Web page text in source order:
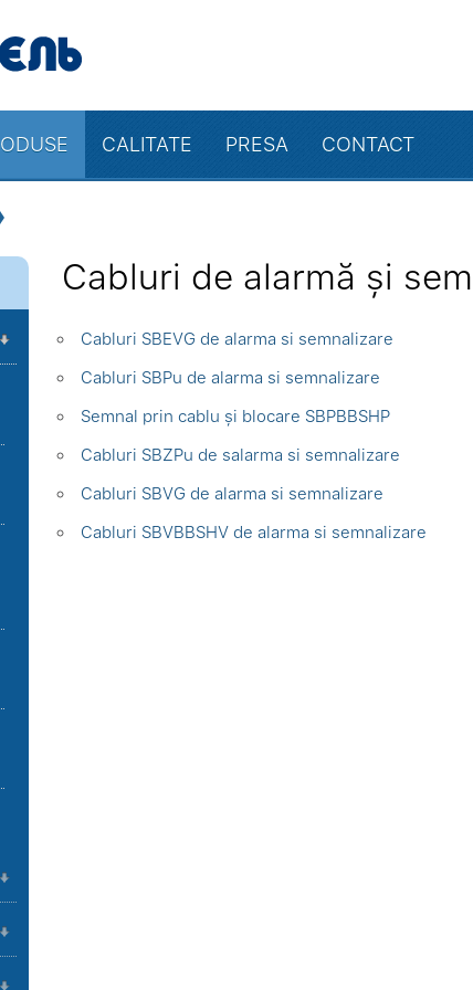
CALITATE PRESA CONTACT
Cabluri de alarmă și
Cabluri SBEVG de alarma si semnalizare
Cabluri SBPu de alarma si semnalizare
Semnal prin cablu și blocare SBPBBSHP
Cabluri SBZPu de salarma si semnalizare
Cabluri SBVG de alarma si semnalizare
Cabluri SBVBBSHV de alarma si semnalizare